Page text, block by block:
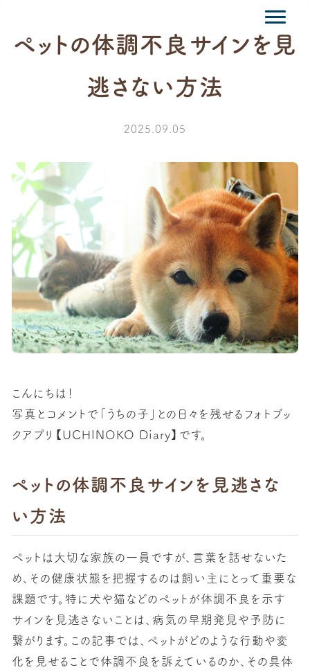
ペットの体調不良サインを見
逃さない方法
2025.09.05
こんにちは！
写真とコメントで「うちの子」との日々を残せるフォトブッ
クアプリ【UCHINOKO Diary】です。
ペットの体調不良サインを見逃さな
い方法
ペットは大切な家族の一員ですが、言葉を話せないた
め、その健康状態を把握するのは飼い主にとって重要な
課題です。特に犬や猫などのペットが体調不良を示す
サインを見逃さないことは、病気の早期発見や予防に
繋がります。この記事では、ペットがどのような行動や変
化を見せることで体調不良を訴えているのか、その具体